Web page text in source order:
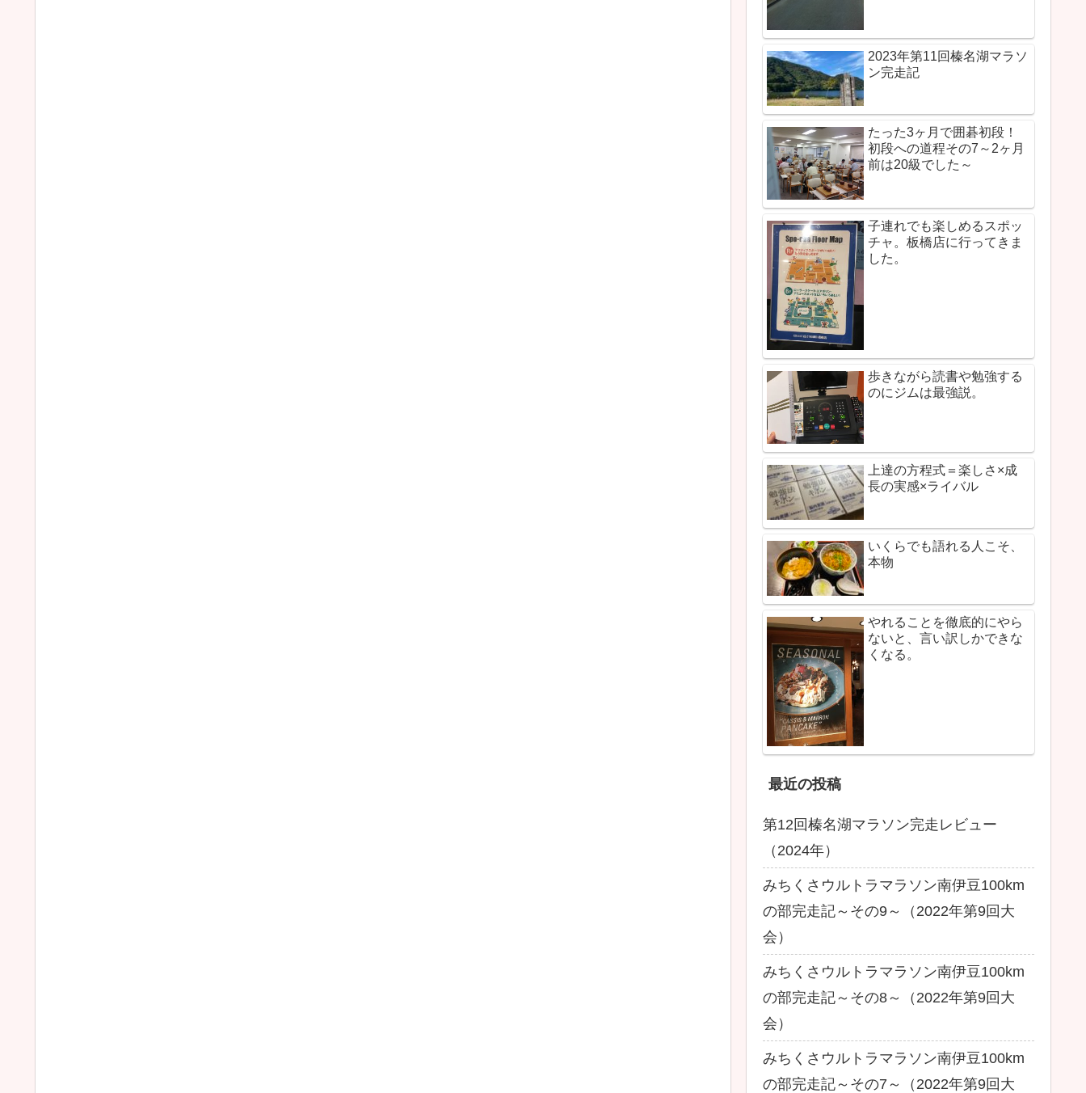
2023年第11回榛名湖マラソ
ン完走記
たった3ヶ月で囲碁初段！
初段への道程その7～2ヶ月
前は20級でした～
子連れでも楽しめるスポッ
チャ。板橋店に行ってきま
した。
歩きながら読書や勉強する
のにジムは最強説。
上達の方程式＝楽しさ×成
長の実感×ライバル
いくらでも語れる人こそ、
本物
やれることを徹底的にやら
ないと、言い訳しかできな
くなる。
最近の投稿
第12回榛名湖マラソン完走レビュー
（2024年）
みちくさウルトラマラソン南伊豆100km
の部完走記～その9～（2022年第9回大
会）
みちくさウルトラマラソン南伊豆100km
の部完走記～その8～（2022年第9回大
会）
みちくさウルトラマラソン南伊豆100km
の部完走記～その7～（2022年第9回大